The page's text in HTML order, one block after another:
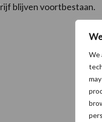
We
blijven voortbestaan.